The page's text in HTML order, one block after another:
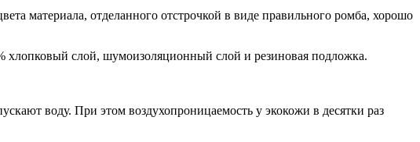
материала, отделанного отстрочкой в виде правильного ромба, хорошо
слой, шумоизоляционный слой и резиновая подложка.
воду. При этом воздухопроницаемость у экокожи в десятки раз